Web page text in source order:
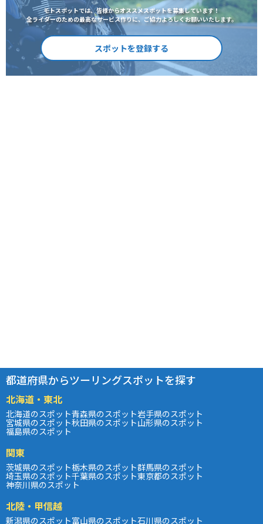
モトスポットでは、皆様からオススメスポットを募集しています！
全ライダーのための最高なサービス作りに、ご協力よろしくお願いいたします。
スポットを登録する
都道府県からツーリングスポットを探す
北海道・東北
北海道のスポット青森県のスポット岩手県のスポット
宮城県のスポット秋田県のスポット山形県のスポット
福島県のスポット
関東
茨城県のスポット栃木県のスポット群馬県のスポット
埼玉県のスポット千葉県のスポット東京都のスポット
神奈川県のスポット
北陸・甲信越
新潟県のスポット富山県のスポット石川県のスポット